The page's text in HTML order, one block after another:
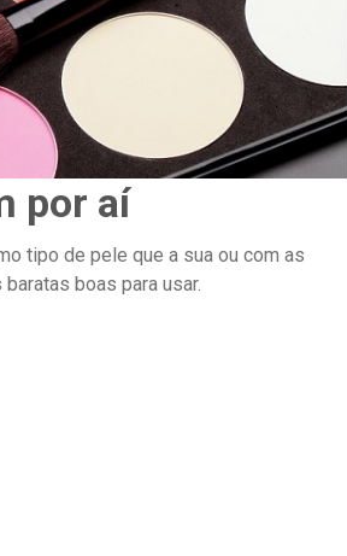
por aí
tipo de pele que a sua ou com as
boas para usar.